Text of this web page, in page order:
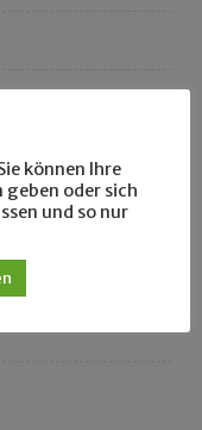
können Ihre
oder sich
und so nur